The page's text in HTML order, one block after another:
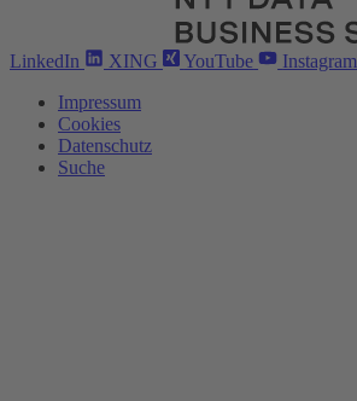
LinkedIn XING YouTube Instagram
Impressum
Cookies
Datenschutz
Suche